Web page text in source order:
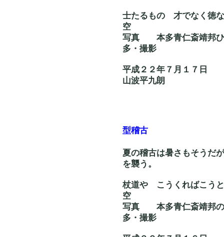
士たるもの 才でな
空
写真 本多青仁斎
多・撮影
平成２２年７月１７日
山波平九朗
型稽古
夏の稽古は暑さもそうだ
を襲う。
杖道や こうくれ
空
写真 本多青仁斎
多・撮影